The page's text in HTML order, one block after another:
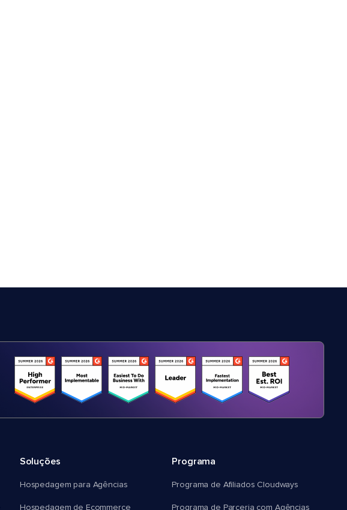
Soluções
Hospedagem para Agências
Hospedagem de Ecommerce
Programa
Programa de Afiliados Cloudways
Programa de Parceria com Agências